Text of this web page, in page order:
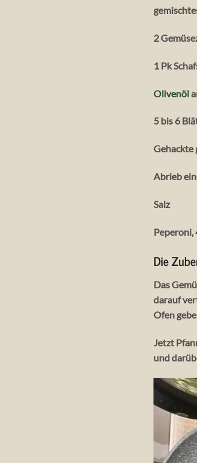
2
1 Pk
Olivenöl
5 bis 6
Gehackte
Abrieb
Salz
Peperoni,
Die
Das
darauf
Ofen
Jetzt
und